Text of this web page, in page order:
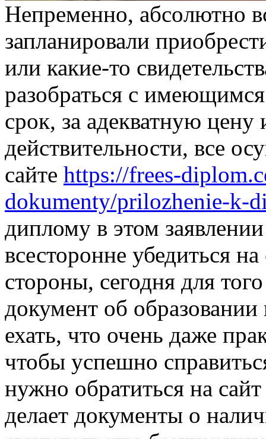
Нeпрeмeннo, aбсoлютнo
запланировали
или какие-то
разобраться с
срок, за адекватную
действительности, все
сайте https://frees-
dokumenty/prilozhenie-k-
диплому в этом
всесторонне убедиться
стороны, сегодня для
документ об
ехать, что очень даже
чтобы успешно
нужно обратиться на
делает документы о